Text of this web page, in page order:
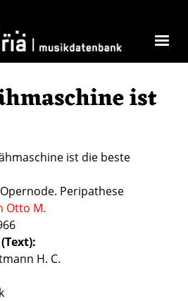
ist
ist die beste
Peripathese
Otto M.
H. C.